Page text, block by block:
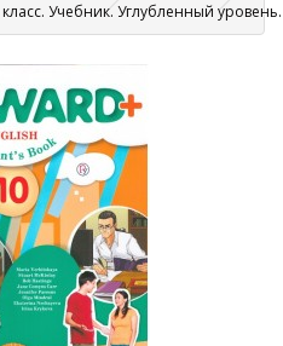
Учебник. Углубленный